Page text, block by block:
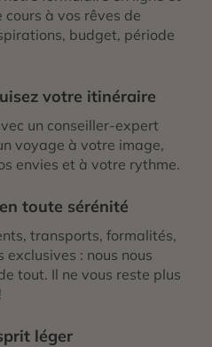
incontournable à découvrir
lac d’un bleu intense reflète
l’entourent.
cours à vos rêves de
budget, période
votre itinéraire
un conseiller-expert
voyage à votre image,
envies et à votre rythme.
toute sérénité
transports, formalités,
exclusives : nous nous
tout. Il ne vous reste plus
léger